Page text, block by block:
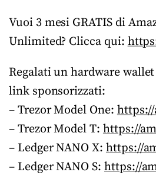
Vuoi 3 mesi GRATIS di
Unlimited? Clicca qui:
Regalati un hardware
link sponsorizzati:
– Trezor Model One: https://
– Trezor Model T: https://
– Ledger NANO X: https://
– Ledger NANO S: https://